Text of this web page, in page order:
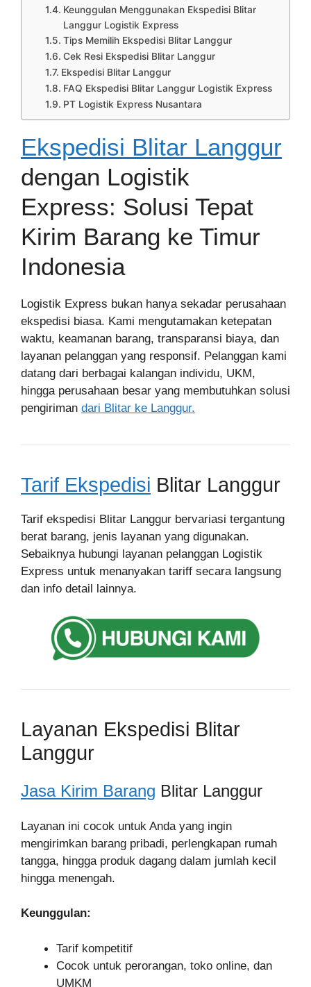
Keunggulan Menggunakan Ekspedisi Blitar
Langgur Logistik Express
Tips Memilih Ekspedisi Blitar Langgur
Cek Resi Ekspedisi Blitar Langgur
Ekspedisi Blitar Langgur
FAQ Ekspedisi Blitar Langgur Logistik Express
PT Logistik Express Nusantara
Ekspedisi Blitar Langgur
dengan Logistik
Express: Solusi Tepat
Kirim Barang ke Timur
Indonesia
Logistik Express bukan hanya sekadar perusahaan
ekspedisi biasa. Kami mengutamakan ketepatan
waktu, keamanan barang, transparansi biaya, dan
layanan pelanggan yang responsif. Pelanggan kami
datang dari berbagai kalangan individu, UKM,
hingga perusahaan besar yang membutuhkan solusi
pengiriman dari Blitar ke Langgur.
Tarif Ekspedisi Blitar Langgur
Tarif ekspedisi Blitar Langgur bervariasi tergantung
berat barang, jenis layanan yang digunakan.
Sebaiknya hubungi layanan pelanggan Logistik
Express untuk menanyakan tariff secara langsung
dan info detail lainnya.
Layanan Ekspedisi Blitar
Langgur
Jasa Kirim Barang Blitar Langgur
Layanan ini cocok untuk Anda yang ingin
mengirimkan barang pribadi, perlengkapan rumah
tangga, hingga produk dagang dalam jumlah kecil
hingga menengah.
Keunggulan:
Tarif kompetitif
Cocok untuk perorangan, toko online, dan
UMKM